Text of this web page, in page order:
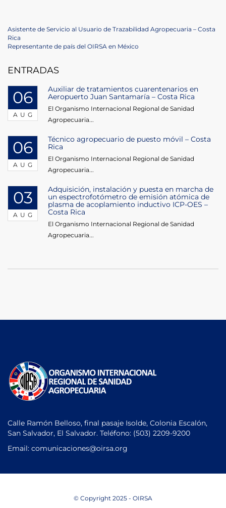
Post
navigation
Previous
Post
Asistente de Servicio al Usuario de Trazabilidad Agropecuaria – Costa
Rica
Next
Representante de país del OIRSA en México
ENTRADAS
06
AUG
Auxiliar de tratamientos cuarentenarios en
Aeropuerto Juan Santamaría – Costa Rica
El Organismo Internacional Regional de Sanidad
Agropecuaria...
06
AUG
Técnico agropecuario de puesto móvil – Costa
Rica
El Organismo Internacional Regional de Sanidad
Agropecuaria...
03
AUG
Adquisición, instalación y puesta en marcha de
un espectrofotómetro de emisión atómica de
plasma de acoplamiento inductivo ICP-OES –
Costa Rica
El Organismo Internacional Regional de Sanidad
Agropecuaria...
Calle Ramón Belloso, final pasaje Isolde, Colonia Escalón,
San Salvador, El Salvador. Teléfono: (503) 2209-9200
Email: comunicaciones@oirsa.org
© Copyright 2025 - OIRSA